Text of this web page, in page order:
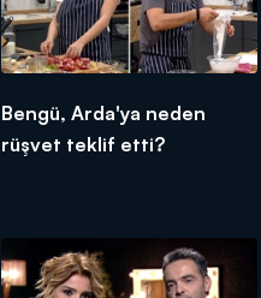
Bengü, Arda'ya neden
rüşvet teklif etti?